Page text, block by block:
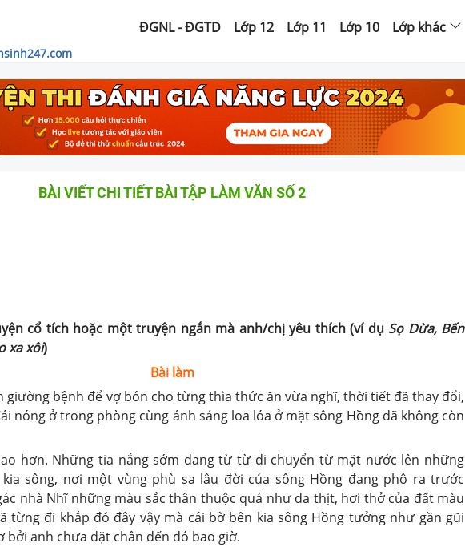
ĐGNL - ĐGTD Lớp 12 Lớp 11 Lớp 10 Lớp khác
BÀI VIẾT CHI TIẾT BÀI TẬP LÀM VĂN SỐ 2
cổ tích hoặc một truyện ngắn mà anh/chị yêu thích (ví dụ Sọ Dừa, Bến
xa xôi)
Bài làm
bệnh để vợ bón cho từng thìa thức ăn vừa nghĩ, thời tiết đã thay đổi,
nóng ở trong phòng cùng ánh sáng loa lóa ở mặt sông Hồng đã không còn
hơn. Những tia nắng sớm đang từ từ di chuyển từ mặt nước lên những
sông, nơi một vùng phù sa lâu đời của sông Hồng đang phô ra trước
nhà Nhĩ những màu sắc thân thuộc quá như da thịt, hơi thở của đất màu
từng đi khắp đó đây vậy mà cái bờ bên kia sông Hồng tưởng như gần gũi
bởi anh chưa đặt chân đến đó bao giờ.